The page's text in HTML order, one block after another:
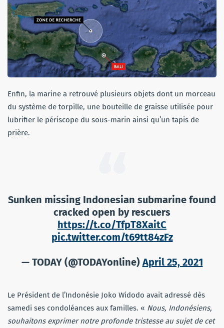
Enfin, la marine a retrouvé plusieurs objets dont un morceau
du système de torpille, une bouteille de graisse utilisée pour
lubrifier le périscope du sous-marin ainsi qu’un tapis de
prière.
Sunken missing Indonesian submarine found
cracked open by rescuers
https://t.co/TfpT8XaitC
pic.twitter.com/t69tt84zFz
— TODAY (@TODAYonline)April 25, 2021
Le Président de l’Indonésie Joko Widodo avait adressé dès
samedi ses condoléances aux familles. « Nous, Indonésiens,
souhaitons exprimer notre profonde tristesse au sujet de cet